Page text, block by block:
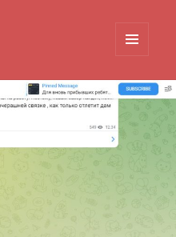
ВИДЖЕТЫ